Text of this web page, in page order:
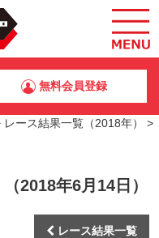
無料会員登録
レース結果一覧（2018年）
>
2018年6月14日）
レース結果一覧